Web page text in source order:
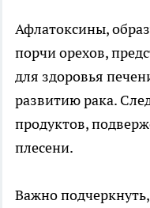
Афлатоксины,
порчи орехов,
для здоровья
развитию рака.
продуктов,
плесени.
Важно